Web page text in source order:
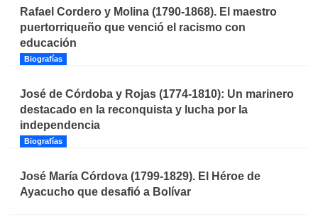
Rafael Cordero y Molina (1790-1868). El maestro
puertorriqueño que venció el racismo con
educación
Biografías
José de Córdoba y Rojas (1774-1810): Un marinero
destacado en la reconquista y lucha por la
independencia
Biografías
José María Córdova (1799-1829). El Héroe de
Ayacucho que desafió a Bolívar